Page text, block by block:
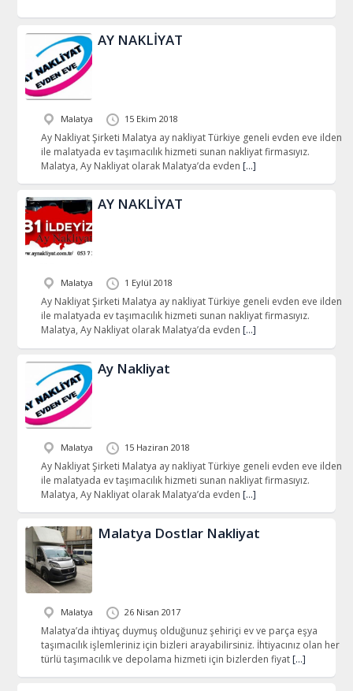
AY NAKLİYAT
Malatya 15 Ekim 2018
Ay Nakliyat Şirketi Malatya ay nakliyat Türkiye geneli evden eve ilden
ile malatyada ev taşımacılık hizmeti sunan nakliyat firmasıyız.
Malatya, Ay Nakliyat olarak Malatya’da evden […]
AY NAKLİYAT
Malatya 1 Eylül 2018
Ay Nakliyat Şirketi Malatya ay nakliyat Türkiye geneli evden eve ilden
ile malatyada ev taşımacılık hizmeti sunan nakliyat firmasıyız.
Malatya, Ay Nakliyat olarak Malatya’da evden […]
Ay Nakliyat
Malatya 15 Haziran 2018
Ay Nakliyat Şirketi Malatya ay nakliyat Türkiye geneli evden eve ilden
ile malatyada ev taşımacılık hizmeti sunan nakliyat firmasıyız.
Malatya, Ay Nakliyat olarak Malatya’da evden […]
Malatya Dostlar Nakliyat
Malatya 26 Nisan 2017
Malatya’da ihtiyaç duymuş olduğunuz şehiriçi ev ve parça eşya
taşımacılık işlemleriniz için bizleri arayabilirsiniz. İhtiyacınız olan her
türlü taşımacılık ve depolama hizmeti için bizlerden fiyat […]